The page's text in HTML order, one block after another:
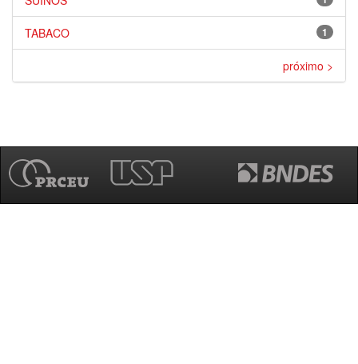
1
TABACO
próximo >